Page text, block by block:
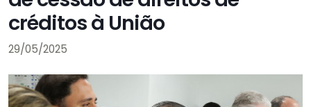
créditos à União
29/05/2025